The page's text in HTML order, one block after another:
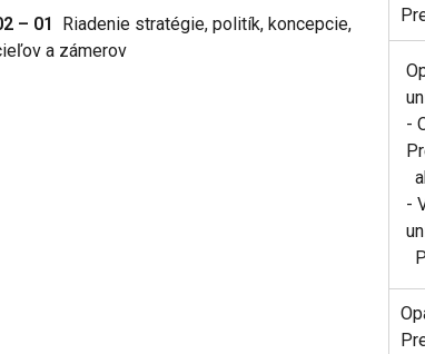
– 01
Riadenie stratégie, politík, koncepcie,
a zámerov
-
-